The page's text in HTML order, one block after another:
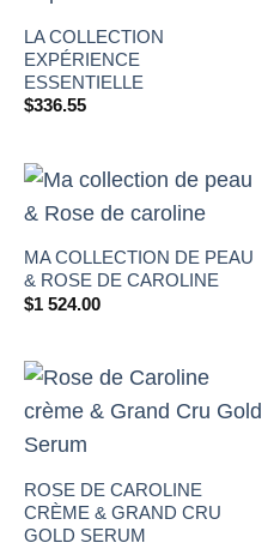
LA COLLECTION
EXPÉRIENCE
ESSENTIELLE
$336.55
MA COLLECTION DE PEAU
& ROSE DE CAROLINE
$1 524.00
ROSE DE CAROLINE
CRÈME & GRAND CRU
GOLD SERUM